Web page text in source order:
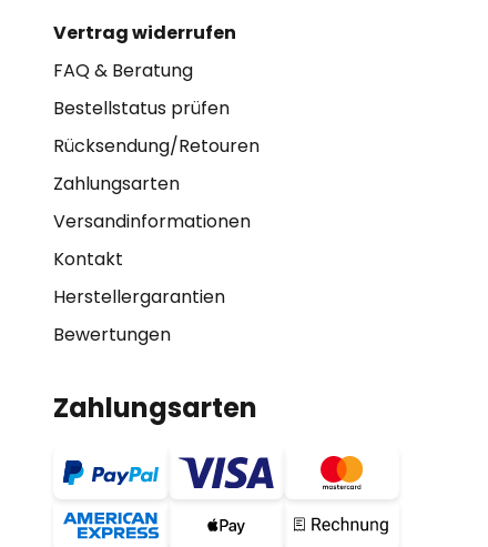
Vertrag widerrufen
FAQ & Beratung
Bestellstatus prüfen
Rücksendung/Retouren
Zahlungsarten
Versandinformationen
Kontakt
Herstellergarantien
Bewertungen
Zahlungsarten